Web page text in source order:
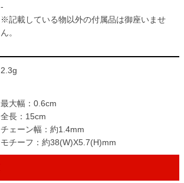
-
※記載している物以外の付属品は御座いませ
ん。
2.3g
最大幅：0.6cm
全長：15cm
チェーン幅：約1.4mm
モチーフ：約38(W)X5.7(H)mm